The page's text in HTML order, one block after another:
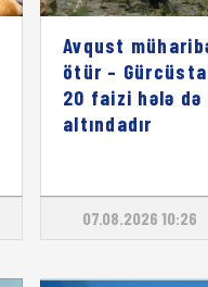
Avqust
ötür –
20 faizi hələ də
altındadır
07.08.2026 10:26